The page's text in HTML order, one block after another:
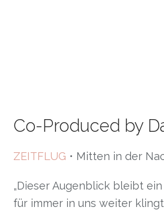
Co-Produced by
ZEITFLUG • Mitten in der
„Dieser Augenblick bleibt
für immer in uns weiter